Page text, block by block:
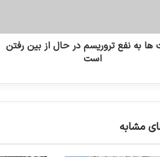
به نفع تروریسم در حال از بین رفتن
است
مشابه